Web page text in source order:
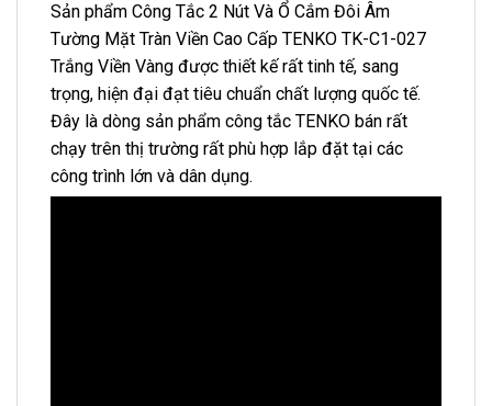
Sản phẩm Công Tắc 2 Nút Và Ổ Cắm Đôi Âm
Tường Mặt Tràn Viền Cao Cấp TENKO TK-C1-027
Trắng Viền Vàng được thiết kế rất tinh tế, sang
trọng, hiện đại đạt tiêu chuẩn chất lượng quốc tế.
Đây là dòng sản phẩm công tắc TENKO bán rất
chạy trên thị trường rất phù hợp lắp đặt tại các
công trình lớn và dân dụng.